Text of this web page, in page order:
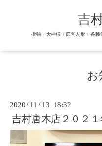
吉
掛軸・天神様・節句人形・各種
お
2020 / 11 / 13 18:32
吉村唐木店２０２